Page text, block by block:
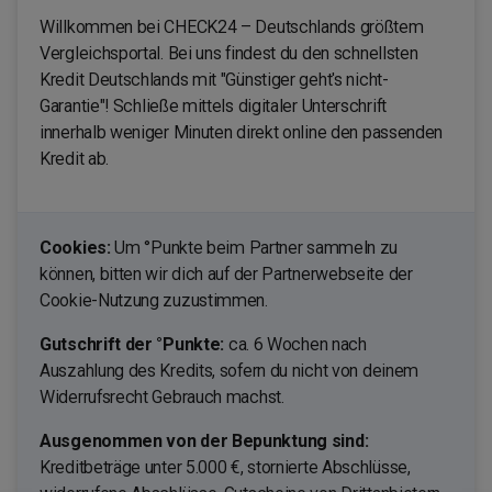
Willkommen bei CHECK24 – Deutschlands größtem
Vergleichsportal. Bei uns findest du den schnellsten
Kredit Deutschlands mit "Günstiger geht's nicht-
Garantie"! Schließe mittels digitaler Unterschrift
innerhalb weniger Minuten direkt online den passenden
Kredit ab.
Cookies: Um °Punkte beim Partner sammeln zu
können, bitten wir dich auf der Partnerwebseite der
Cookie-Nutzung zuzustimmen.
Gutschrift der °Punkte: ca. 6 Wochen nach
Auszahlung des Kredits, sofern du nicht von deinem
Widerrufsrecht Gebrauch machst.
Ausgenommen von der Bepunktung sind:
Kreditbeträge unter 5.000 €, stornierte Abschlüsse,